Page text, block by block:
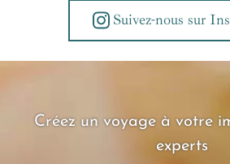
Suivez-nous sur
Créez un voyage à votre
experts